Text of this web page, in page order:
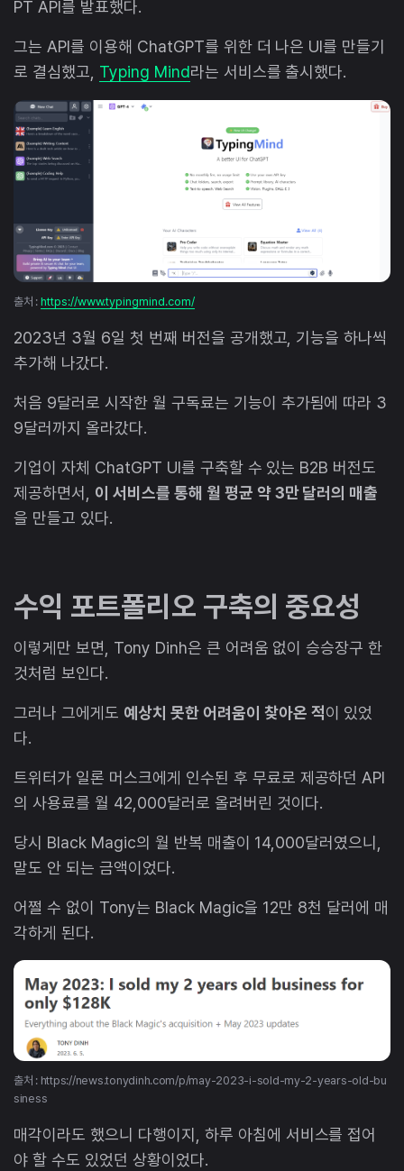
PT API를 발표했다.
그는 API를 이용해 ChatGPT를 위한 더 나은 UI를 만들기
로 결심했고, Typing Mind라는 서비스를 출시했다.
출처 : https://www.typingmind.com/
2023년 3월 6일 첫 번째 버전을 공개했고, 기능을 하나씩
추가해 나갔다.
처음 9달러로 시작한 월 구독료는 기능이 추가됨에 따라 3
9달러까지 올라갔다.
기업이 자체 ChatGPT UI를 구축할 수 있는 B2B 버전도
제공하면서, 이 서비스를 통해 월 평균 약 3만 달러의 매출
을 만들고 있다.
수익 포트폴리오 구축의 중요성
이렇게만 보면, Tony Dinh은 큰 어려움 없이 승승장구 한
것처럼 보인다.
그러나 그에게도 예상치 못한 어려움이 찾아온 적이 있었
다.
트위터가 일론 머스크에게 인수된 후 무료로 제공하던 API
의 사용료를 월 42,000달러로 올려버린 것이다.
당시 Black Magic의 월 반복 매출이 14,000달러였으니,
말도 안 되는 금액이었다.
어쩔 수 없이 Tony는 Black Magic을 12만 8천 달러에 매
각하게 된다.
출처 : https://news.tonydinh.com/p/may-2023-i-sold-my-2-years-old-bu
siness
매각이라도 했으니 다행이지, 하루 아침에 서비스를 접어
야 할 수도 있었던 상황이었다.